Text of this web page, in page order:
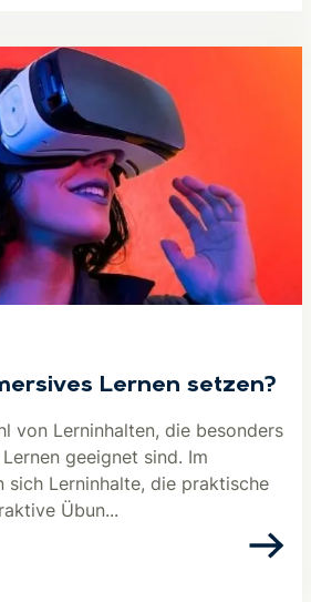
Lernen setzen?
von Lerninhalten, die besonders
geeignet sind. Im
sich Lerninhalte, die praktische
Übun...